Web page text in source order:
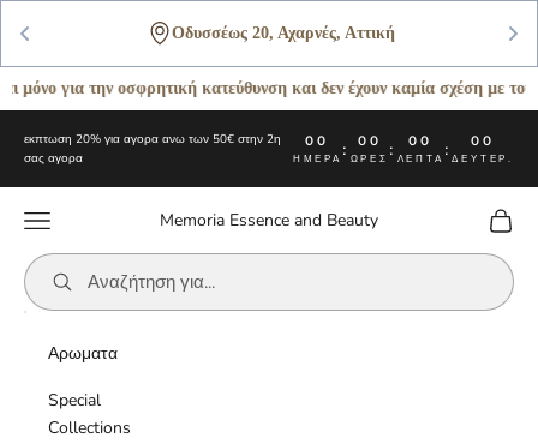
Οδυσσέως 20, Αχαρνές, Αττική
για την οσφρητική κατεύθυνση και δεν έχουν καμία σχέση με τους
εκπτωση 20% για αγορα ανω των 50€ στην 2η
σας αγορα
00
ΗΜΈΡΑ : 00
ΏΡΕΣ : 00
ΛΕΠΤΆ : 00
ΔΕΥΤΕΡ.
Memoria Essence and Beauty
Μενού Καλάθι
Αρωματα
Special
Collections